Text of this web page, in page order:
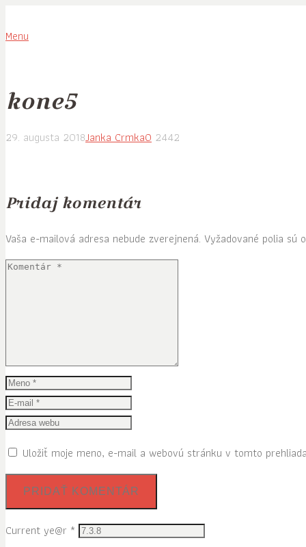
Menu
kone5
29. augusta 2018Janka Crmka0 2442
Pridaj komentár
Vaša e-mailová adresa nebude zverejnená. Vyžadované polia sú
Uložiť moje meno, e-mail a webovú stránku v tomto
Current ye@r *